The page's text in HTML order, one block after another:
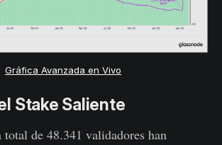
Gráfica Avanzada en Vivo
Stake Saliente
de 48.341 validadores han